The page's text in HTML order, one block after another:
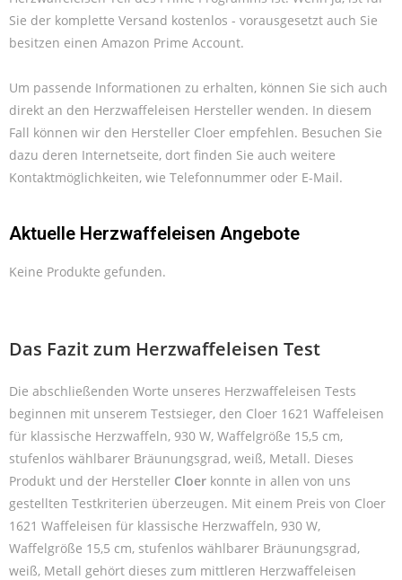
Sie der komplette Versand kostenlos - vorausgesetzt auch Sie
besitzen einen Amazon Prime Account.
Um passende Informationen zu erhalten, können Sie sich auch
direkt an den Herzwaffeleisen Hersteller wenden. In diesem
Fall können wir den Hersteller Cloer empfehlen. Besuchen Sie
dazu deren Internetseite, dort finden Sie auch weitere
Kontaktmöglichkeiten, wie Telefonnummer oder E-Mail.
Aktuelle Herzwaffeleisen Angebote
Keine Produkte gefunden.
Das Fazit zum Herzwaffeleisen Test
Die abschließenden Worte unseres Herzwaffeleisen Tests
beginnen mit unserem Testsieger, den Cloer 1621 Waffeleisen
für klassische Herzwaffeln, 930 W, Waffelgröße 15,5 cm,
stufenlos wählbarer Bräunungsgrad, weiß, Metall. Dieses
Produkt und der Hersteller Cloer konnte in allen von uns
gestellten Testkriterien überzeugen. Mit einem Preis von Cloer
1621 Waffeleisen für klassische Herzwaffeln, 930 W,
Waffelgröße 15,5 cm, stufenlos wählbarer Bräunungsgrad,
weiß, Metall gehört dieses zum mittleren Herzwaffeleisen